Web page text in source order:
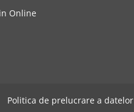
Online
Politica de prelucrare a datelor